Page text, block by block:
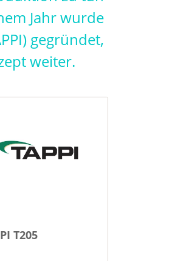
Jahr wurde
gegründet,
weiter.
T205